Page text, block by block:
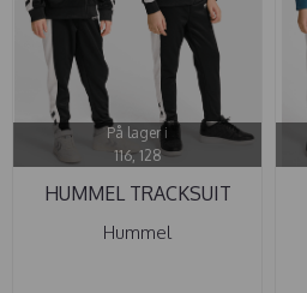
På lager i
116, 128
HUMMEL TRACKSUIT
COLORBLOCK ...
Hummel